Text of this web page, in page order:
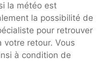
la météo est
la possibilité de
pour retrouver
votre retour. Vous
à condition de